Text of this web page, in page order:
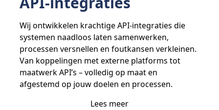
Wij ontwikkelen krachtige API-integraties die
systemen naadloos laten samenwerken,
processen versnellen en foutkansen verkleinen.
Van koppelingen met externe platforms tot
maatwerk API’s – volledig op maat en
afgestemd op jouw doelen en processen.
Lees meer